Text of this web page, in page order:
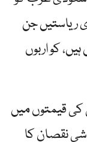
ریاستیں جن
کو اربوں
کی قیمتوں میں
نقصان کا